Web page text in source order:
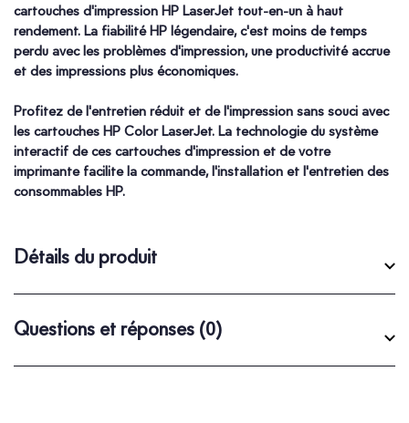
cartouches d'impression HP LaserJet tout-en-un à haut
rendement. La fiabilité HP légendaire, c'est moins de temps
perdu avec les problèmes d'impression, une productivité accrue
et des impressions plus économiques.
Profitez de l'entretien réduit et de l'impression sans souci avec
les cartouches HP Color LaserJet. La technologie du système
interactif de ces cartouches d'impression et de votre
imprimante facilite la commande, l'installation et l'entretien des
consommables HP.
Détails du produit
Questions et réponses (0)